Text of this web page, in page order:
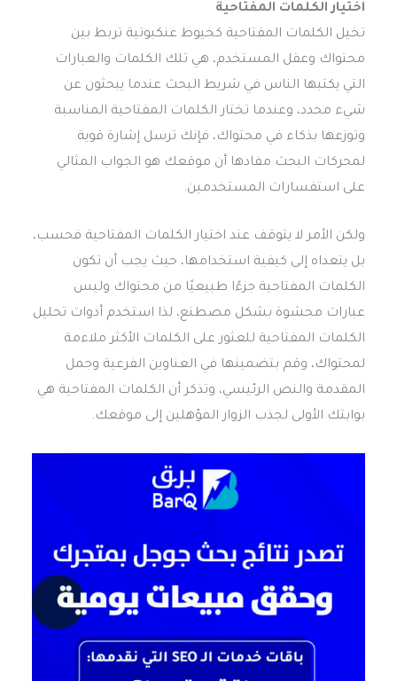
اختيار الكلمات المفتاحية
تخيل الكلمات المفتاحية كخيوط عنكبوتية تربط بين
محتواك وعقل المستخدم، هي تلك الكلمات والعبارات
التي يكتبها الناس في شريط البحث عندما يبحثون عن
شيء محدد، وعندما تختار الكلمات المفتاحية المناسبة
وتوزعها بذكاء في محتواك، فإنك ترسل إشارة قوية
لمحركات البحث مفادها أن موقعك هو الجواب المثالي
على استفسارات المستخدمين.
ولكن الأمر لا يتوقف عند اختيار الكلمات المفتاحية فحسب،
بل يتعداه إلى كيفية استخدامها، حيث يجب أن تكون
الكلمات المفتاحية جزءًا طبيعيًا من محتواك وليس
عبارات محشوة بشكل مصطنع، لذا استخدم أدوات تحليل
الكلمات المفتاحية للعثور على الكلمات الأكثر ملاءمة
لمحتواك، وقم بتضمينها في العناوين الفرعية وجمل
المقدمة والنص الرئيسي، وتذكر أن الكلمات المفتاحية هي
بوابتك الأولى لجذب الزوار المؤهلين إلى موقعك.